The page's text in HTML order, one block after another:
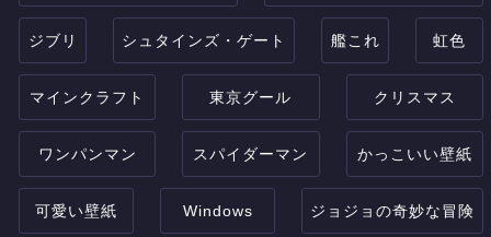
ジブリ シュタインズ・ゲート 艦これ 虹色
マインクラフト 東京グール クリスマス
ワンパンマン スパイダーマン かっこいい壁紙
可愛い壁紙 Windows ジョジョの奇妙な冒険